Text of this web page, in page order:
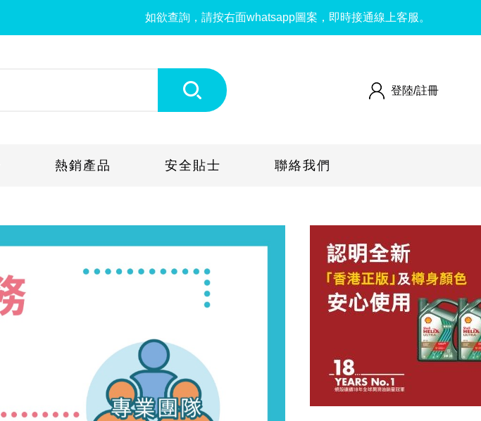
如欲查詢，請按右面whatsapp圖案，即時接通線上客服。
登陸/註冊
熱銷產品 安全貼士 聯絡我們